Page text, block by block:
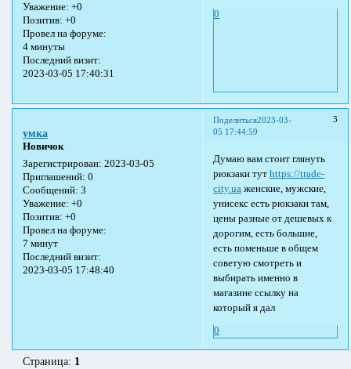
Уважение: +0
Позитив: +0
Провел на форуме:
4 минуты
Последний визит:
2023-03-05 17:40:31
0
Поделиться 3
2023-03-
05 17:44:59
умка
Новичок
Зарегистрирован: 2023-03-05
Приглашений: 0
Сообщений: 3
Уважение: +0
Позитив: +0
Провел на форуме:
7 минут
Последний визит:
2023-03-05 17:48:40
Думаю вам стоит глянуть
рюкзаки тутhttps://trade-
city.ua женские, мужские,
унисекс есть рюкзаки там,
цены разные от дешевых к
дорогим, есть большие,
есть поменьше в общем
советую смотреть и
выбирать именно в
магазине ссылку на
который я дал
0
Страница: 1